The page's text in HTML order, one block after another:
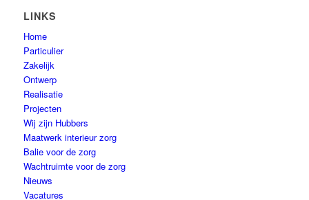
LINKS
Home
Particulier
Zakelijk
Ontwerp
Realisatie
Projecten
Wij zijn Hubbers
Maatwerk interieur zorg
Balie voor de zorg
Wachtruimte voor de zorg
Nieuws
Vacatures